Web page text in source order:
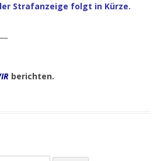
Strafanzeige folgt in Kürze.
berichten.